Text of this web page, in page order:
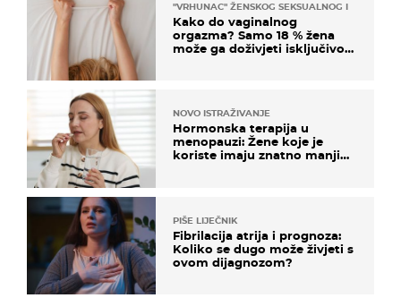
"VRHUNAC" ŽENSKOG SEKSUALNOG ISKUSTVA
Kako do vaginalnog
orgazma? Samo 18 % žena
može ga doživjeti isključivo
NOVO ISTRAŽIVANJE
Hormonska terapija u
menopauzi: Žene koje je
koriste imaju znatno manji
PIŠE LIJEČNIK
Fibrilacija atrija i prognoza:
Koliko se dugo može živjeti s
ovom dijagnozom?